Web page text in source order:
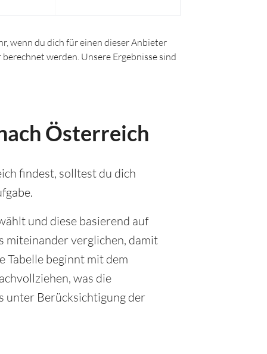
wenn du dich für einen dieser Anbieter
werden. Unsere Ergebnisse sind
Österreich
findest, solltest du dich
und diese basierend auf
miteinander verglichen, damit
Tabelle beginnt mit dem
was die
unter Berücksichtigung der